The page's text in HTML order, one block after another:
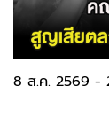
8 ส.ค. 2569 -